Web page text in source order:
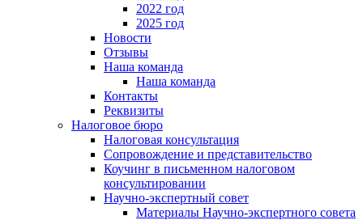
2022 год
2025 год
Новости
Отзывы
Наша команда
Наша команда
Контакты
Реквизиты
Налоговое бюро
Налоговая консультация
Cопровождение и представительство
Коучинг в письменном налоговом
консультировании
Научно-экспертный совет
Материалы Научно-экспертного совета